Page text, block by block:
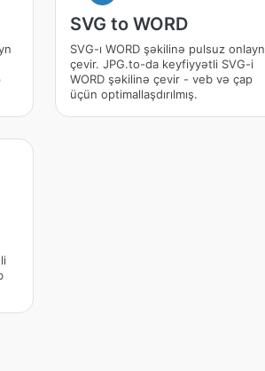
SVG to WORD
SVG-ı WORD şəkilinə pulsuz onlayn
çevir. JPG.to-da keyfiyyətli SVG-i
WORD şəkilinə çevir - veb və çap
üçün optimallaşdırılmış.